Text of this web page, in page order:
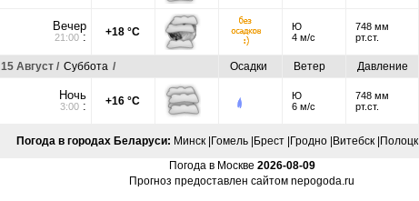
Вечер
21:00: +18 °C
Ю
4 м/с
748 мм
рт.ст.
15 Август / Суббота / Осадки Ветер Давление
Ночь
3:00: +16 °C
Ю
6 м/с
748 мм
рт.ст.
Погода в городах Беларуси: Минск Гомель Брест Гродно Витебск Полоцк
Погода в Москве 2026-08-09
Прогноз предоставлен сайтом nepogoda.ru